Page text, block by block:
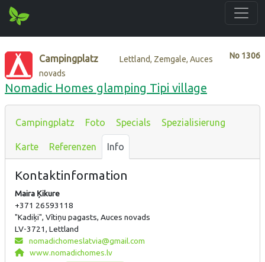
No 1306
Campingplatz
Lettland, Zemgale, Auces
novads
Nomadic Homes glamping Tipi village
Campingplatz Foto Specials Spezialisierung
Karte Referenzen Info
Kontaktinformation
Maira Ķikure
+371 26593118
"Kadiķi", Vītiņu pagasts, Auces novads
LV-3721, Lettland
nomadichomeslatvia@gmail.com
www.nomadichomes.lv